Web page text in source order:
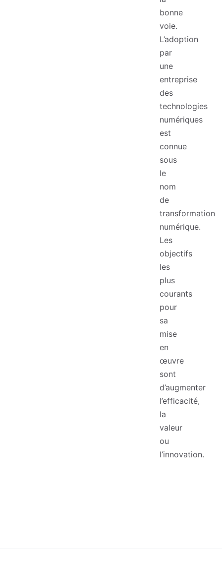
bonne
voie.
L’adoption
par
une
entreprise
des
technologies
numériques
est
connue
sous
le
nom
de
transformation
numérique.
Les
objectifs
les
plus
courants
pour
sa
mise
en
œuvre
sont
d’augmenter
l’efficacité,
la
valeur
ou
l’innovation.